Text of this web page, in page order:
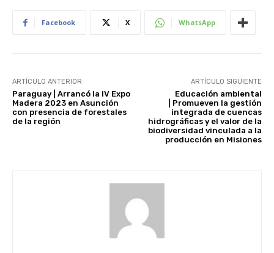
Facebook X WhatsApp
ARTÍCULO ANTERIOR
Paraguay | Arrancó la IV Expo
Madera 2023 en Asunción
con presencia de forestales
de la región
ARTÍCULO SIGUIENTE
Educación ambiental
| Promueven la gestión
integrada de cuencas
hidrográficas y el valor de la
biodiversidad vinculada a la
producción en Misiones